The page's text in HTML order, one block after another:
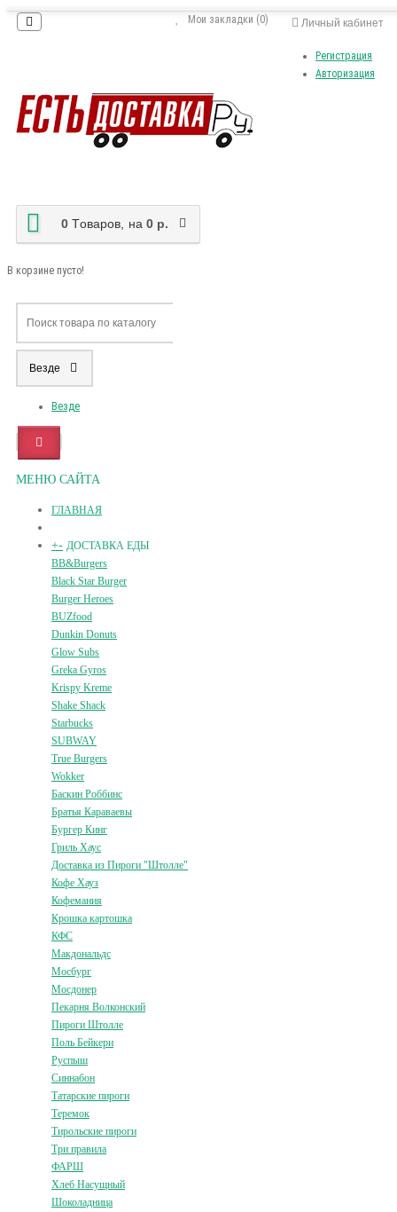
Личный кабинет
Регистрация
Авторизация
Мои закладки (0)
0 Tоваров, на 0 р.
В корзине пусто!
Везде
Везде
МЕНЮ САЙТА
ГЛАВНАЯ
+- ДОСТАВКА ЕДЫ
BB&Burgers
Black Star Burger
Burger Heroes
BUZfood
Dunkin Donuts
Glow Subs
Greka Gyros
Krispy Kreme
Shake Shack
Starbucks
SUBWAY
True Burgers
Wokker
Баскин Роббинс
Братья Караваевы
Бургер Кинг
Гриль Хаус
Доставка из Пироги "Штолле"
Кофе Хауз
Кофемания
Крошка картошка
КФС
Макдональдс
Мосбург
Мосдонер
Пекарня Волконский
Пироги Штолле
Поль Бейкери
Руспыш
Синнабон
Татарские пироги
Теремок
Тирольские пироги
Три правила
ФАРШ
Хлеб Насущный
Шоколадница